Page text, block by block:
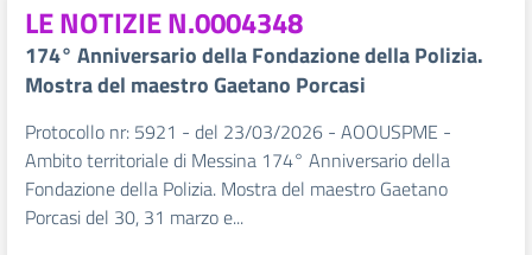
LE NOTIZIE N.0004348
174° Anniversario della Fondazione della Polizia.
Mostra del maestro Gaetano Porcasi
Protocollo nr: 5921 - del 23/03/2026 - AOOUSPME -
Ambito territoriale di Messina 174° Anniversario della
Fondazione della Polizia. Mostra del maestro Gaetano
Porcasi del 30, 31 marzo e...